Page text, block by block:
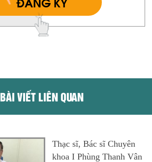
BÀI VIẾT LIÊN QUAN
Thạc sĩ, Bác sĩ Chuyên
khoa I Phùng Thanh Vân